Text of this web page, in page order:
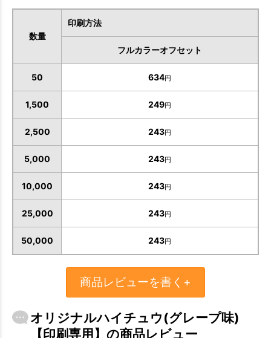
数量
印刷方法
フルカラーオフセット
50 634円
1,500 249円
2,500 243円
5,000 243円
10,000 243円
25,000 243円
50,000 243円
商品レビューを書く+
オリジナルハイチュウ(グレープ味)
【印刷専用】の商品レビュー